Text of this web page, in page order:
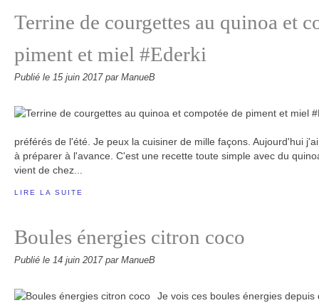
Terrine de courgettes au quinoa et
piment et miel #Ederki
Publié le 15 juin 2017 par ManueB
préférés de l'été. Je peux la cuisiner de mille façons. Aujourd'hui
à préparer à l'avance. C'est une recette toute simple avec du
vient de chez...
LIRE LA SUITE
Boules énergies citron coco
Publié le 14 juin 2017 par ManueB
Je vois ces boules énergies